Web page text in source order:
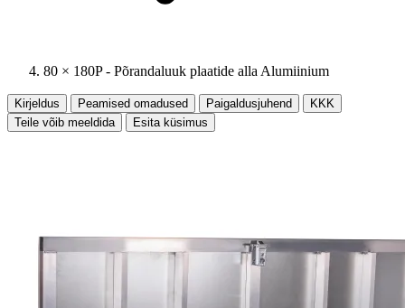
80 × 180P - Põrandaluuk plaatide alla Alumiinium
Kirjeldus Peamised omadused Paigaldusjuhend
KKK
Teile võib meeldida
Esita küsimus